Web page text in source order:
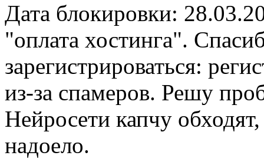
Дата блокировки:
"оплата хостинга".
зарегистрироваться:
из-за спамеров. Решу
Нейросети капчу
надоело.